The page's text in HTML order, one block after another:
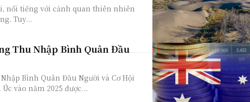
nổi tiếng với cảnh quan thiên nhiên
Tuy...
Thu Nhập Bình Quân Đầu
Bình Quân Đầu Người và Cơ Hội
vào năm 2025 được...